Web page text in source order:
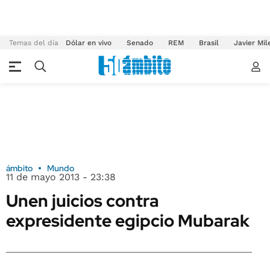
Temas del día Dólar en vivo Senado REM Brasil Javier
ámbito Mundo
11 de mayo 2013 - 23:38
Unen juicios contra
expresidente egipcio Mubarak